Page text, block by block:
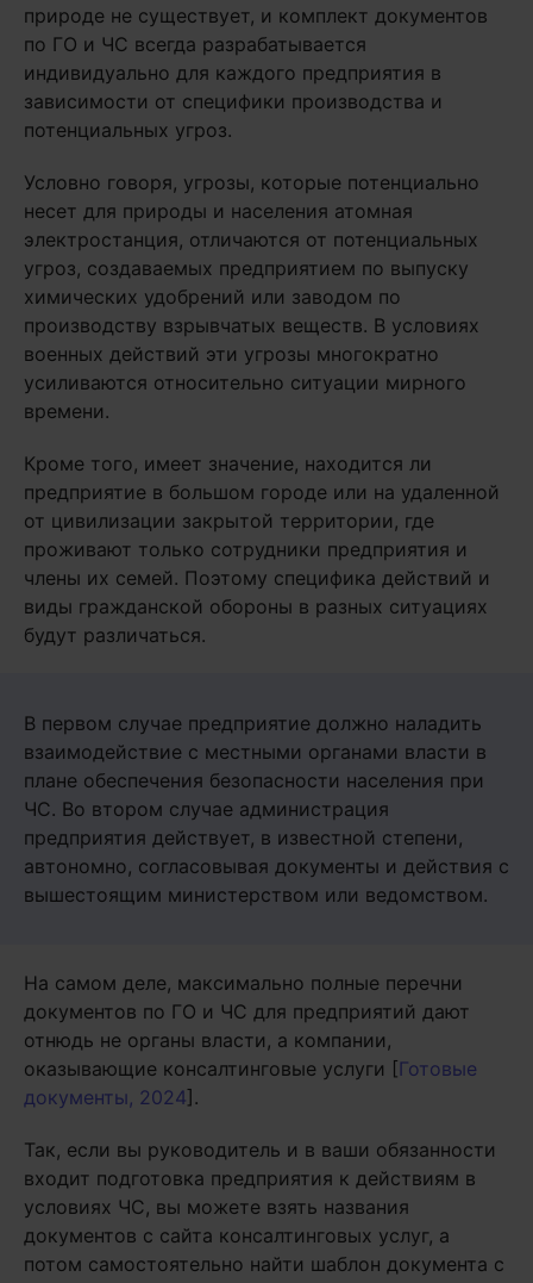
природе не существует, и комплект документов
по ГО и ЧС всегда разрабатывается
индивидуально для каждого предприятия в
зависимости от специфики производства и
потенциальных угроз.
Условно говоря, угрозы, которые потенциально
несет для природы и населения атомная
электростанция, отличаются от потенциальных
угроз, создаваемых предприятием по выпуску
химических удобрений или заводом по
производству взрывчатых веществ. В условиях
военных действий эти угрозы многократно
усиливаются относительно ситуации мирного
времени.
Кроме того, имеет значение, находится ли
предприятие в большом городе или на удаленной
от цивилизации закрытой территории, где
проживают только сотрудники предприятия и
члены их семей. Поэтому специфика действий и
виды гражданской обороны в разных ситуациях
будут различаться.
В первом случае предприятие должно наладить
взаимодействие с местными органами власти в
плане обеспечения безопасности населения при
ЧС. Во втором случае администрация
предприятия действует, в известной степени,
автономно, согласовывая документы и действия с
вышестоящим министерством или ведомством.
На самом деле, максимально полные перечни
документов по ГО и ЧС для предприятий дают
отнюдь не органы власти, а компании,
оказывающие консалтинговые услуги [Готовые
документы, 2024].
Так, если вы руководитель и в ваши обязанности
входит подготовка предприятия к действиям в
условиях ЧС, вы можете взять названия
документов с сайта консалтинговых услуг, а
потом самостоятельно найти шаблон документа с